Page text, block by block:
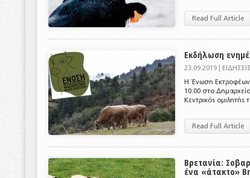
Read Full Article
Εκδήλωση
23.09.2019 | ΕΙΔΗΣΕΙΣ
Η Ένωση Εκτροφέων
10:00 στο
Κεντρικός
Read Full Article
Βρετανία:
ένα «άτακτο»